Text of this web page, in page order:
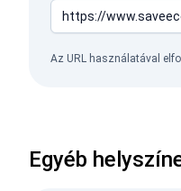
Az URL használatával
Egyéb